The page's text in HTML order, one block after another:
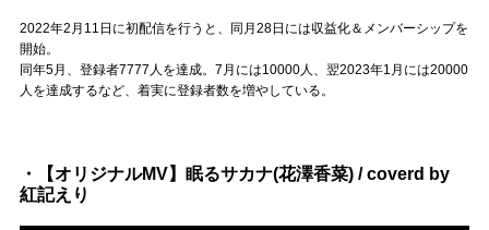
2022年2月11日に初配信を行うと、同月28日には収益化＆メンバーシップを
開始。
同年5月、登録者7777人を達成。7月には10000人、翌2023年1月には20000
人を達成するなど、着実に登録者数を増やしている。
・【オリジナルMV】眠るサカナ(花澤香菜) / coverd by
紅記えり